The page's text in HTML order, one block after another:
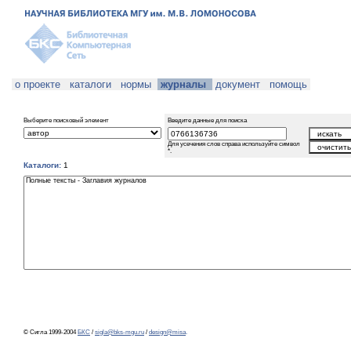
о проекте каталоги нормы журналы документ помощь
Выберите поисковый элемент Введите данные для поиска
Для усечения слов справа используйте символ
*.
Каталоги: 1
© Сигла 1999-2004 БКС / sigla@bks-mgu.ru / design@misa.